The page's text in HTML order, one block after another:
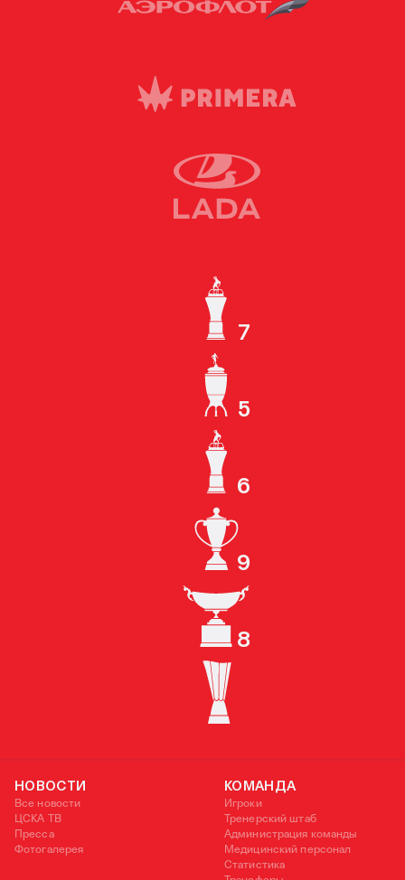
7
5
6
9
8
НОВОСТИ
Все новости
ЦСКА ТВ
Пресса
Фотогалерея
КОМАНДА
Игроки
Тренерский штаб
Администрация команды
Медицинский персонал
Статистика